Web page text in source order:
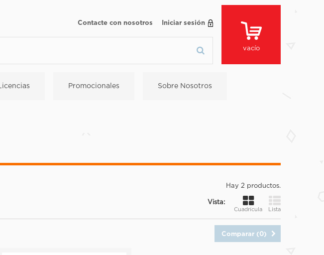
Iniciar sesión
Contacte con nosotros
vacío
Licencias Promocionales Sobre Nosotros
Hay 2 productos.
Vista:
Cuadrícula Lista
Comparar (0)